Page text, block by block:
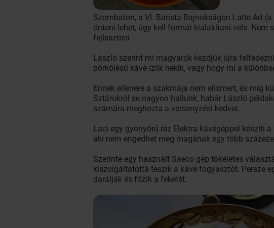
Szombaton, a VI. Barista Bajnokságon Latte Art
önteni lehet, úgy kell formát kialakítani vele. Nem
fejleszteni.
László szerint mi magyarok kezdjük újra
pörkölésű kávé ízlik nekik, vagy hogy mi a
Ennek ellenére a szakmája nem elismert, és míg
Sztárokról se nagyon hallunk, habár László
számára meghozta a versenyzési kedvet.
Laci egy gyönyörű réz Elektra kávégéppel készíti
aki nem engedhet meg magának egy több
Szerinte egy használt Saeco gép tökéletes
kiszolgáltatottá teszik a kávé fogyasztót. Persze
darálják és főzik a feketét.